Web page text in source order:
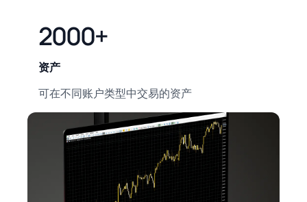
2000+
资产
可在不同账户类型中交易的资产